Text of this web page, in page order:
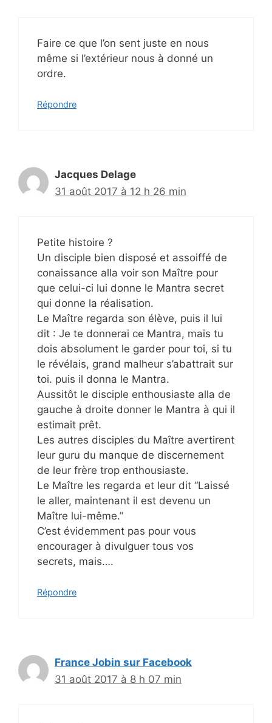
Faire ce que l’on sent juste en nous
même si l’extérieur nous à donné un
ordre.
Répondre
Jacques Delage
31 août 2017 à 12 h 26 min
Petite histoire ?
Un disciple bien disposé et assoiffé de
conaissance alla voir son Maître pour
que celui-ci lui donne le Mantra secret
qui donne la réalisation.
Le Maître regarda son élève, puis il lui
dit : Je te donnerai ce Mantra, mais tu
dois absolument le garder pour toi, si tu
le révélais, grand malheur s’abattrait sur
toi. puis il donna le Mantra.
Aussitôt le disciple enthousiaste alla de
gauche à droite donner le Mantra à qui il
estimait prêt.
Les autres disciples du Maître avertirent
leur guru du manque de discernement
de leur frère trop enthousiaste.
Le Maître les regarda et leur dit “Laissé
le aller, maintenant il est devenu un
Maître lui-même.”
C’est évidemment pas pour vous
encourager à divulguer tous vos
secrets, mais….
Répondre
France Jobin sur Facebook
31 août 2017 à 8 h 07 min